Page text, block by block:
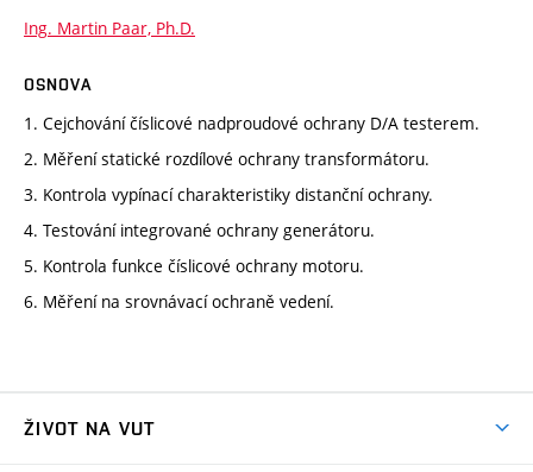
Ing. Martin Paar, Ph.D.
OSNOVA
1. Cejchování číslicové nadproudové ochrany D/A testerem.
2. Měření statické rozdílové ochrany transformátoru.
3. Kontrola vypínací charakteristiky distanční ochrany.
4. Testování integrované ochrany generátoru.
5. Kontrola funkce číslicové ochrany motoru.
6. Měření na srovnávací ochraně vedení.
ŽIVOT NA VUT